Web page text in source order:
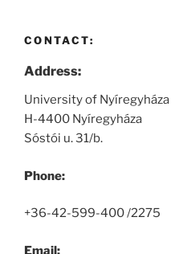
CONTACT:
Address:
University of Nyíregyháza
H-4400 Nyíregyháza
Sóstói u. 31/b.
Phone:
+36-42-599-400 /2275
Email: